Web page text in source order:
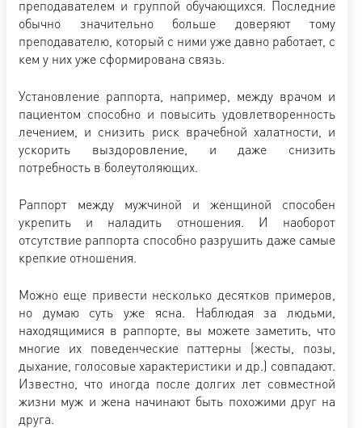
преподавателем и группой обучающихся. Последние
обычно значительно больше доверяют тому
преподавателю, который с ними уже давно работает, с
кем у них уже сформирована связь.
Установление раппорта, например, между врачом и
пациентом способно и повысить удовлетворенность
лечением, и снизить риск врачебной халатности, и
ускорить выздоровление, и даже снизить
потребность в болеутоляющих.
Раппорт между мужчиной и женщиной способен
укрепить и наладить отношения. И наоборот
отсутствие раппорта способно разрушить даже самые
крепкие отношения.
Можно еще привести несколько десятков примеров,
но думаю суть уже ясна. Наблюдая за людьми,
находящимися в раппорте, вы можете заметить, что
многие их поведенческие паттерны (жесты, позы,
дыхание, голосовые характеристики и др.) совпадают.
Известно, что иногда после долгих лет совместной
жизни муж и жена начинают быть похожими друг на
друга.